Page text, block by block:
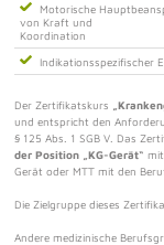
Motorische
von Kraft und
Koordination
Indikationsspezifischer
Der Zertifikatskurs
und entspricht den
§ 125 Abs. 1 SGB V. Das
der Position „KG-Gerät“
Gerät oder MTT mit den
Die Zielgruppe dieses
Andere medizinische